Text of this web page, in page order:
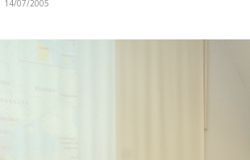
14/07/2005